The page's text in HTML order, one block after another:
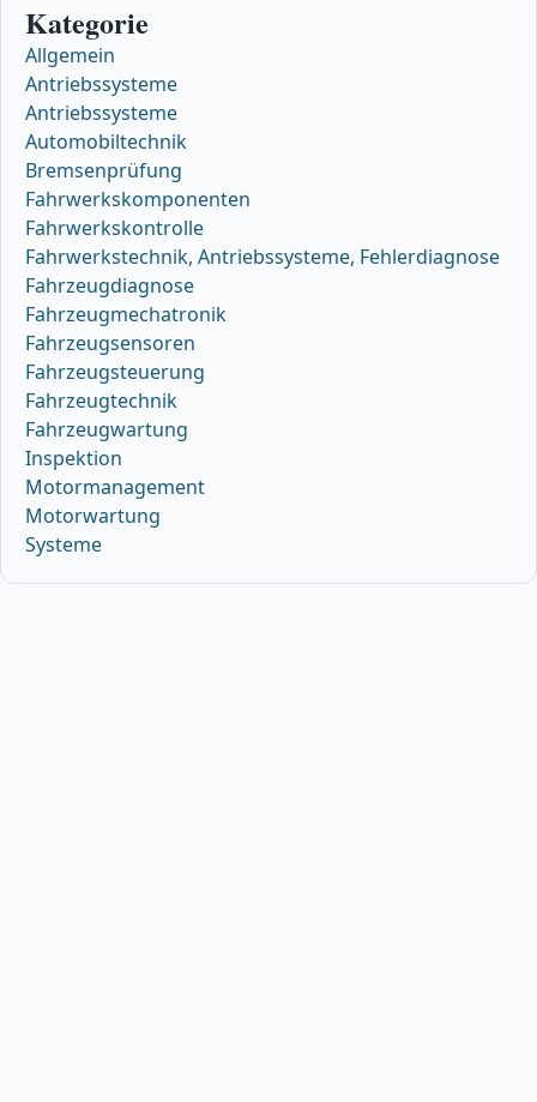
Kategorie
Allgemein
Antriebssysteme
Antriebssysteme
Automobiltechnik
Bremsenprüfung
Fahrwerkskomponenten
Fahrwerkskontrolle
Fahrwerkstechnik, Antriebssysteme, Fehlerdiagnose
Fahrzeugdiagnose
Fahrzeugmechatronik
Fahrzeugsensoren
Fahrzeugsteuerung
Fahrzeugtechnik
Fahrzeugwartung
Inspektion
Motormanagement
Motorwartung
Systeme